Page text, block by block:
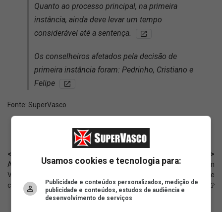
Quanto ao processo principal, na primeira
instância, ainda deve levar um tempo
considerável até a sentença.
Os conselheiros afetados pela decisão de
primeira instância foram: Pedrinho, Cristiano e
Felipe
Fonte: SuperVasco‎‎‎‎‎‎
< Anterior
Além de sua defesa de mérito,
Vasco protocola sua
contestação no processo
Próximo >
Camisa do Vasco aparece em
uma das lojas mais famosas de
New York 👕
Usamos cookies e tecnologia para:
Publicidade e conteúdos personalizados, medição de
publicidade e conteúdos, estudos de audiência e
desenvolvimento de serviços